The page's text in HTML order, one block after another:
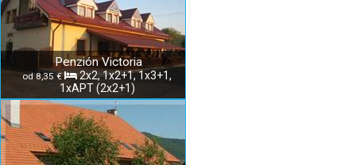
Penzión Victoria
od 8,35 €
2x2, 1x2+1, 1x3+1,
1xAPT (2x2+1)